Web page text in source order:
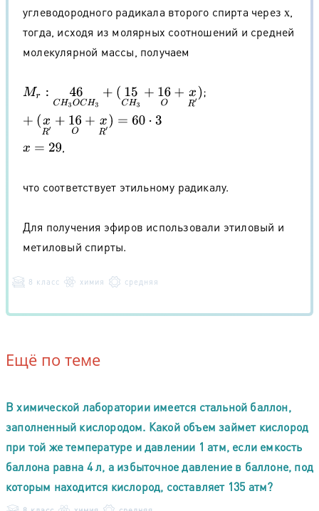
углеводородного радикала второго спирта черезх
х
тогда, исходя из молярных соотношений и средней
молекулярной массы, получаем
Mr: 46 3OC +(15 CH3 +16O+ xR )+(x;
x= 29
что соответствует этильному радикалу.
Для получения эфиров использовали этиловый и
метиловый спирты.
8 класс химия средняя
Ещё по теме
В химической лаборатории имеется стальной баллон,
заполненный кислородом. Какой объем займет кислород
при той же температуре и давлении 1 атм, если емкость
баллона равна 4 л, а избыточное давление в баллоне, под
которым находится кислород, составляет 135 атм?